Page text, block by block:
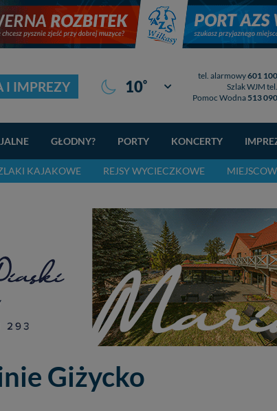
I IMPREZY 10° Giżycko
tel. alarmowy601
Szlak WJM tel.
Pomoc Wodna 513
GŁODNY? PORTY KONCERTY
KAJAKOWE REJSY WYCIECZKOWE
Giżycko